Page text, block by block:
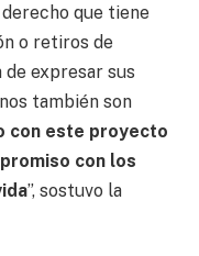
que tiene
o retiros de
expresar sus
también son
con este proyecto
con los
”, sostuvo la